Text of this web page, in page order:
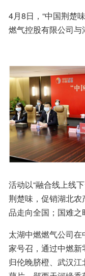
4月8日，“中国荆楚
燃气控股有限公司与
活动以“融合线上线
荆楚味，促销湖北农
品走向全国；国难之
太湖中燃燃气公司
家号召，通过中燃
归伦晚脐橙、武汉